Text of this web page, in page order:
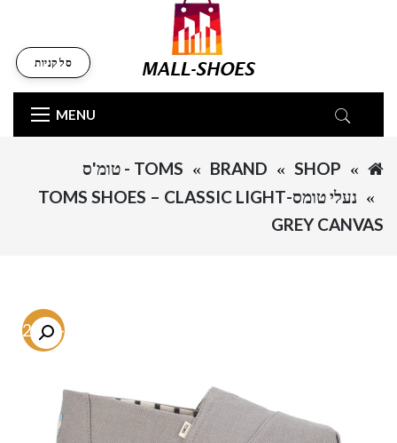
MENU
סל קניות
SHOP
BRAND
TOMS - טומ'ס
נעלי טומס-TOMS SHOES – CLASSIC LIGHT
GREY CANVAS
-62.7%